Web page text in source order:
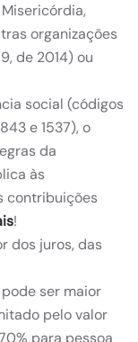
Misericórdia,
organizações
de 2014) ou
social (códigos
e 1537), o
da
às
contribuições
!
dos juros, das
ser maior
pelo valor
para pessoa